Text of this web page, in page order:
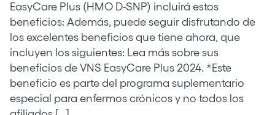
EasyCare Plus (HMO D-SNP) incluirá estos
beneficios: Además, puede seguir disfrutando de
los excelentes beneficios que tiene ahora, que
incluyen los siguientes: Lea más sobre sus
beneficios de VNS EasyCare Plus 2024. *Este
beneficio es parte del programa suplementario
especial para enfermos crónicos y no todos los